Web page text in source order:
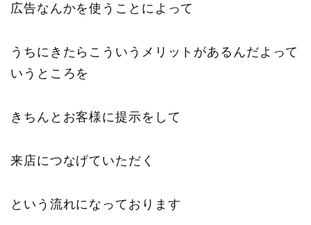
広告なんかを使うことによって
うちにきたらこういうメリットがあるんだよって
いうところを
きちんとお客様に提示をして
来店につなげていただく
という流れになっております